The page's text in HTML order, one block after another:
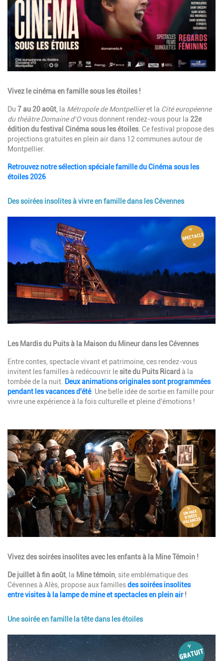
Description
Vivez le cinéma en famille sous les étoiles !
Du 7 au 20 août , la Métropole de Montpellieret la Cité européenne
du théâtre Domaine d’Ovous donnent rendez-vous pour la 22e
édition du festival Cinéma sous les étoiles . Ce festival propose des
projections gratuites en plein air dans 12 communes autour de
Montpellier.
Retrouvez notre sélection spéciale famille du Cinéma sous les
étoiles 2026
Des soirées insolites à vivre en famille dans les Cévennes
Description
Les Mardis du Puits à la Maison du Mineur dans les Cévennes
Entre contes, spectacle vivant et patrimoine, ces rendez-vous
invitent les familles à redécouvrir lesite du Puits Ricard à la
tombée de la nuit. Deux animations originales sont programmées
pendant les vacances d'été. Une belle idée de sortie en famille pour
vivre une expérience à la fois culturelle et pleine d'émotions !
Image
Description
Vivez des soirées insolites avec les enfants à la Mine Témoin !
De juillet à fin août, la Mine témoin, site emblématique des
Cévennes à Alès, propose aux famillesdes soirées insolites
entre visites à la lampe de mine et spectacles en plein air!
Une soirée en famille la tête dans les étoiles
Image